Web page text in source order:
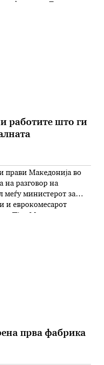
работите што ги
прави Македонија во
на разговор на
меѓу министерот за
и еврокомесарот
прва фабрика